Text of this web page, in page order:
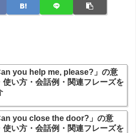
you help me, please?」の意
使い方・会話例・関連フレーズを
you close the door?」の意
使い方・会話例・関連フレーズを